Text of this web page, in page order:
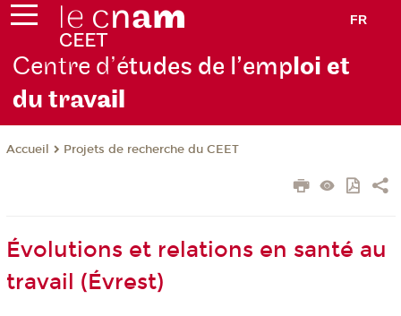
FR
Centre d’études de l’emploi et
du travail
Accueil Projets de recherche du CEET
Évolutions et relations en santé au
travail (Évrest)